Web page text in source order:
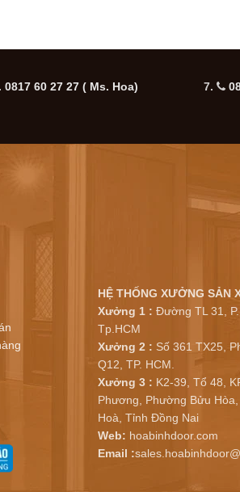
0817 60 27 27( Ms. Hoa) 7.
HỆ THỐNG XƯỞNG SẢN
Xưởng 1 : Đường TL 31,
Tp.HCM
Xưởng 2 : Số 361 TX25,
Q12, TP. HCM.
Xưởng 3 : K2-39, Tổ 48,
Phương, Phường Bửu
Hoà, Tỉnh Đồng Nai
Web: hoabinhdoor.com
Email :